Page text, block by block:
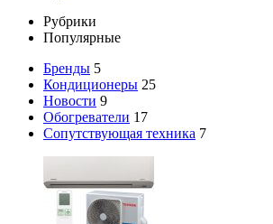
Рубрики
Популярные
Бренды 5
Кондиционеры 25
Новости 9
Обогреватели 17
Сопутствующая техника 7